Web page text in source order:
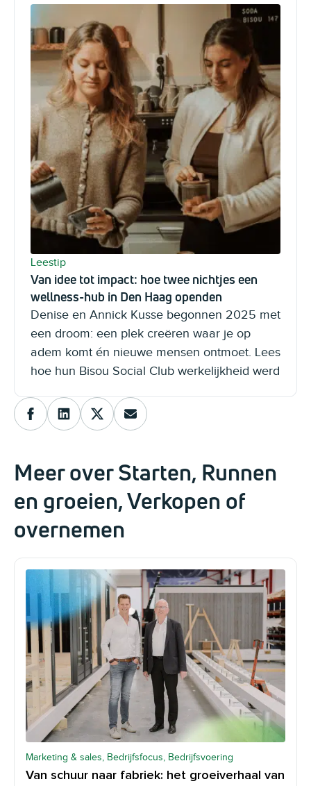
Leestip
Van idee tot impact: hoe twee nichtjes een
wellness-hub in Den Haag openden
Denise en Annick Kusse begonnen 2025 met
een droom: een plek creëren waar je op
adem komt én nieuwe mensen ontmoet. Lees
hoe hun Bisou Social Club werkelijkheid werd
Meer over Starten, Runnen
en groeien, Verkopen of
overnemen
Marketing & sales, Bedrijfsfocus, Bedrijfsvoering
Van schuur naar fabriek: het groeiverhaal van